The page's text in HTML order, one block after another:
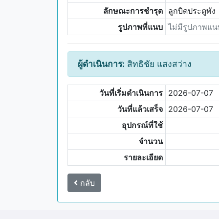
ลักษณะการชำรุด ลูกบิดประตูพัง
รูปภาพที่แนบ ไม่มีรูปภาพแน
ผู้ดำเนินการ: สิทธิชัย แสงสว่าง
วันที่เริ่มดำเนินการ 2026-07-07
วันที่แล้วเสร็จ 2026-07-07
อุปกรณ์ที่ใช้
จำนวน
รายละเอียด
กลับ